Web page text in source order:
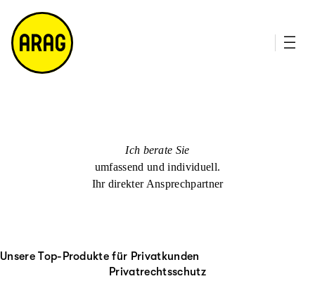
m
a
p
Ich berate Sie
umfassend und individuell.
Ihr direkter Ansprechpartner
Unsere Top-Produkte für Privatkunden
Privatrechtsschutz